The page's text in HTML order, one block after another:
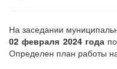
На заседании
02 февраля 2024 года
Определен план работы